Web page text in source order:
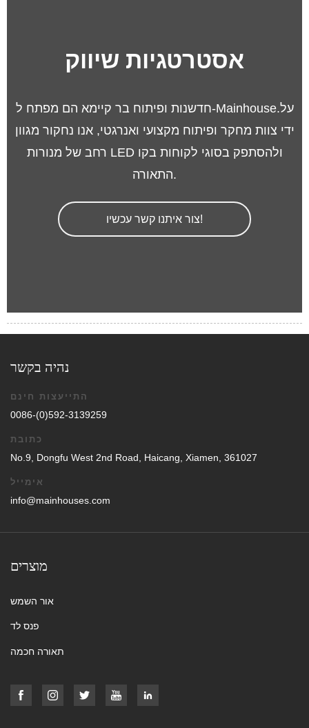
אסטרטגיות שיווק
חדשנות ופיתוח בר קיימא הם מפתח ל-Mainhouse.על
ידי צוות מחקר ופיתוח מקצועי ואנרגטי, אנו נחקור מגוון
רחב של מנורות LED ולהסתפק בסוגי לקוחות בקו
התאורה.
צור איתנו קשר עכשיו!
נהיה בקשר
התייעצות חינם
0086-(0)592-3139259
כתובת
No.9, Dongfu West 2nd Road, Haicang, Xiamen, 361027
אימייל
info@mainhouses.com
מוצרים
אור השמש
פנס לד
תאורה חכמה